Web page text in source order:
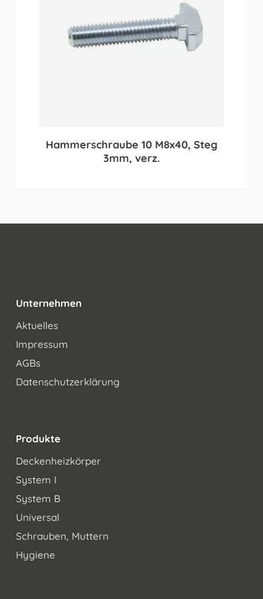
Hammerschraube 10 M8x40, Steg
3mm, verz.
Unternehmen
Aktuelles
Impressum
AGBs
Datenschutzerklärung
Produkte
Deckenheizkörper
System I
System B
Universal
Schrauben, Muttern
Hygiene